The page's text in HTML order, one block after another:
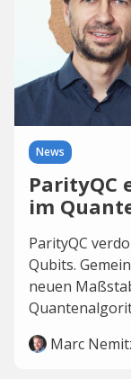
News
ParityQC
im
ParityQC
Qubits.
neuen
Marc